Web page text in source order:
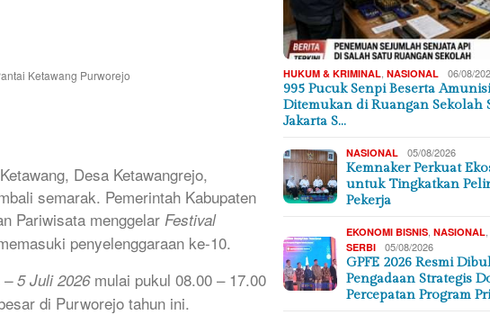
Desa Ketawangrejo,
semarak. Pemerintah Kabupaten
Pariwisata menggelar Festival
penyelenggaraan ke-10.
– 5 Juli 2026mulai pukul 08.00 – 17.00
di Purworejo tahun ini.
HUKUM & KRIMINAL ,NASIONAL 06/08/
995 Pucuk Senpi Beserta
Ditemukan di Ruangan Sekolah
Jakarta S…
NASIONAL 05/08/2026
Kemnaker Perkuat
untuk Tingkatkan
Pekerja
EKONOMI BISNIS ,NASIONAL
SERBI
05/08/2026
GPFE 2026 Resmi
Pengadaan Strategis
Percepatan Program